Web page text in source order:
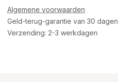
Algemene voorwaarden
Geld-terug-garantie van 30 dagen
Verzending: 2-3 werkdagen